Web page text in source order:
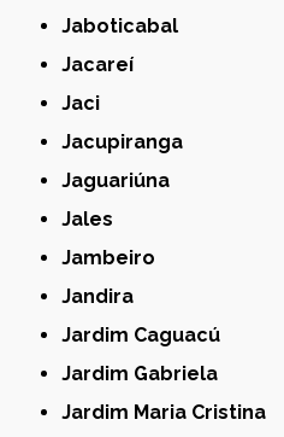
Jaboticabal
Jacareí
Jaci
Jacupiranga
Jaguariúna
Jales
Jambeiro
Jandira
Jardim Caguacú
Jardim Gabriela
Jardim Maria Cristina